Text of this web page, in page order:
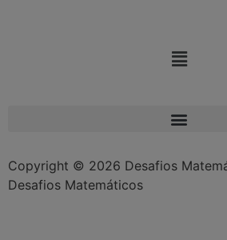
Copyright © 2026 Desafios
Desafios Matemáticos